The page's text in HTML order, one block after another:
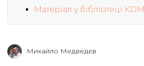
Матеріал у бібліотеці KDM
Михайло Медведєв